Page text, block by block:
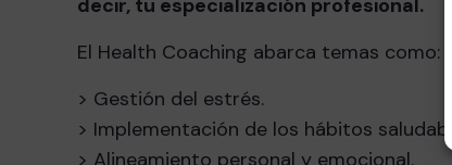
decir, tu especialización profesional.
El Health Coaching abarca temas como:
> Gestión del estrés.
> Implementación de los hábitos
> Alineamiento personal y emocional.